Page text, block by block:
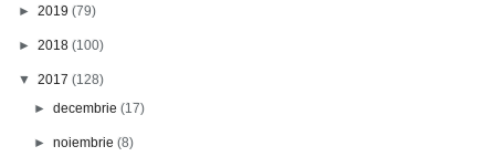
► 2019 (79)
► 2018 (100)
▼ 2017 (128)
►decembrie(17)
►noiembrie(8)